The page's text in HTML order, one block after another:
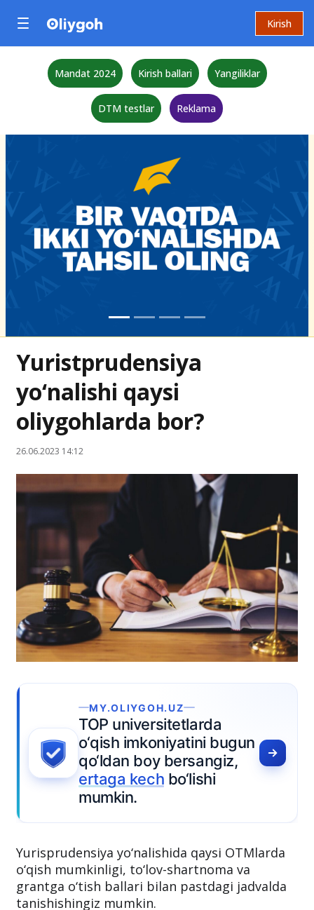
Kirish
Mandat 2024 Kirish ballari Yangiliklar
DTM testlar Reklama
Yuristprudensiya
yo‘nalishi qaysi
oliygohlarda bor?
26.06.2023 14:12
MY.OLIYGOH.UZ
TOP universitetlarda
o‘qish imkoniyatini bugun
qo‘ldan boy bersangiz,
ertaga kech bo‘lishi
mumkin.
Yurisprudensiya yo‘nalishida qaysi OTMlarda